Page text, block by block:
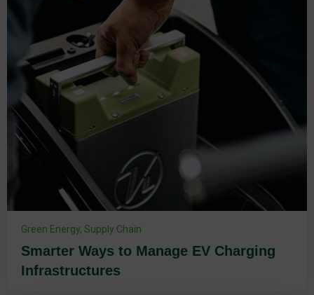
Green Energy, Supply Chain
Smarter Ways to Manage EV Charging
Infrastructures